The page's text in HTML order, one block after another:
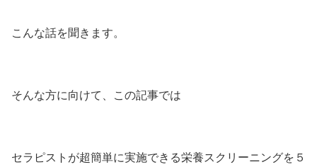
こんな話を聞きます。
そんな方に向けて、この記事では
セラピストが超簡単に実施できる栄養スクリーニングを５